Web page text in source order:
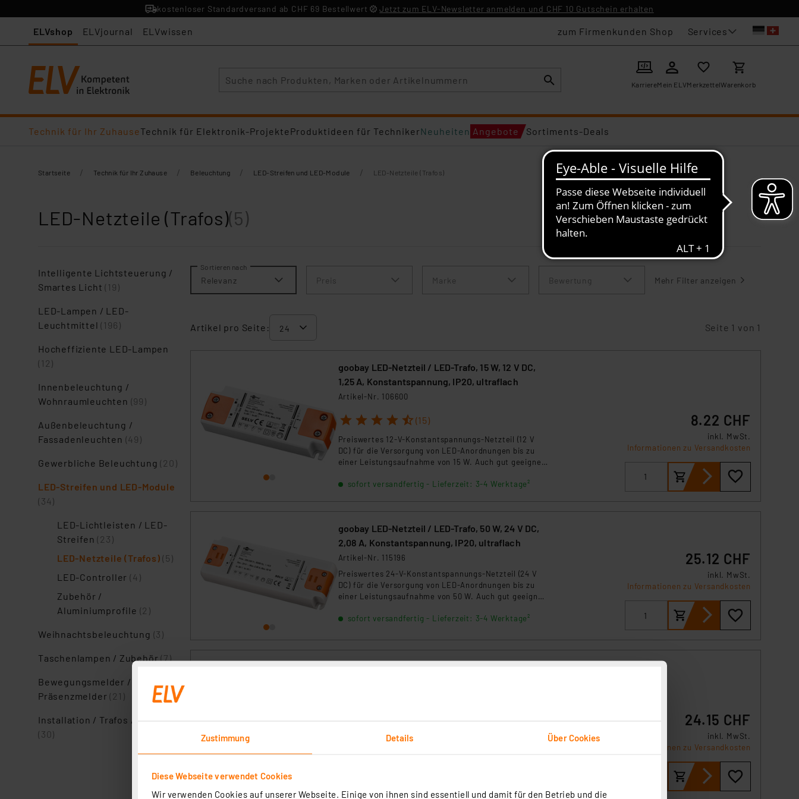
Zustimmung Details Über Cookies
Diese Webseite verwendet Cookies
Wir verwenden Cookies auf unserer Webseite. Einige von ihnen sind essentiell und damit für den Betrieb und die
kostenloser Standardversand ab CHF 69 Bestellwert Jetzt zum ELV-Newsletter anmelden und CHF 10 Gutschein erhalten
ELVshop ELVjournal ELVwissen zum Firmenkunden Shop Services
KarriereMein ELVMerkzettelWarenkorb
Technik für Ihr ZuhauseTechnik für Elektronik-ProjekteProduktideen für TechnikerNeuheiten Angebote Sortiments-Deals
Startseite / Technik für Ihr Zuhause / Beleuchtung / LED-Streifen und LED-Module / LED-Netzteile (Trafos)
LED-Netzteile (Trafos)(5)
Intelligente Lichtsteuerung /
Smartes Licht(19)
LED-Lampen / LED-
Leuchtmittel(196)
Hocheffiziente LED-Lampen
(12)
Innenbeleuchtung /
Wohnraumleuchten (99)
Außenbeleuchtung /
Fassadenleuchten (49)
Gewerbliche Beleuchtung(20)
LED-Streifen und LED-Module
(34)
LED-Lichtleisten / LED-
Streifen(23)
LED-Netzteile (Trafos)(5)
LED-Controller(4)
Zubehör /
Aluminiumprofile (2)
Weihnachtsbeleuchtung (3)
Taschenlampen / Zubehör(7)
Bewegungsmelder /
Präsenzmelder(21)
Installation / Trafos / Dimmer
(30)
Sortieren nach
Relevanz Preis Marke Bewertung Mehr Filter anzeigen
Artikel pro Seite: Seite 1 von 1
goobay LED-Netzteil / LED-Trafo, 15 W, 12 V DC,
1,25 A, Konstantspannung, IP20, ultraflach
Artikel-Nr. 106600
1 2 3 4 5 (15)
Preiswertes 12-V-Konstantspannungs-Netzteil (12 V
DC) für die Versorgung von LED-Anordnungen bis zu
einer Leistungsaufnahme von 15 W. Auch gut geeignet
sofort versandfertig - Lieferzeit: 3-4 Werktage²
8.22 CHF
inkl. MwSt.
Informationen zu Versandkosten
goobay LED-Netzteil / LED-Trafo, 50 W, 24 V DC,
2,08 A, Konstantspannung, IP20, ultraflach
Artikel-Nr. 115196
Preiswertes 24-V-Konstantspannungs-Netzteil (24 V
DC) für die Versorgung von LED-Anordnungen bis zu
einer Leistungsaufnahme von 50 W. Auch gut geeignet
sofort versandfertig - Lieferzeit: 3-4 Werktage²
25.12 CHF
inkl. MwSt.
Informationen zu Versandkosten
Preiswertes 12-V-Konstantspannungs-Netzteil (12 V
24.15 CHF
inkl. MwSt.
Informationen zu Versandkosten